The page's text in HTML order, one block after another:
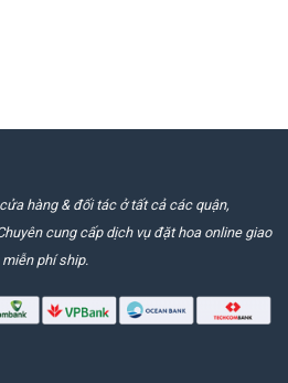
hàng & đối tác ở tất cả các quận,
cung cấp dịch vụ đặt hoa online giao
phí ship.